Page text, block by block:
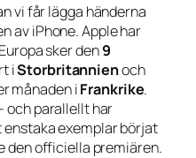
vi får lägga händerna
av iPhone. Apple har
sker den9
iStorbritannienoch
månaden iFrankrike.
och parallellt har
exemplar börjat
den officiella premiären.